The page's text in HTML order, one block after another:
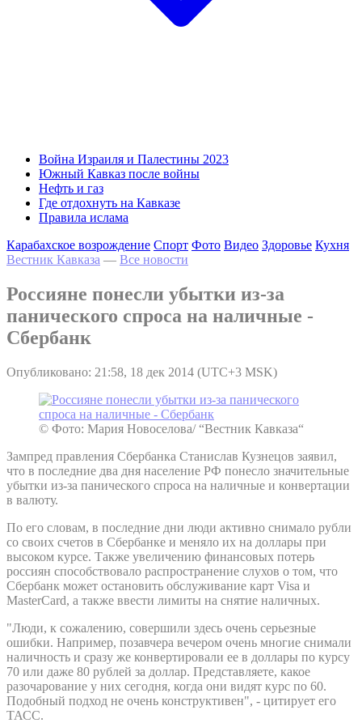
Война Израиля и Палестины 2023
Южный Кавказ после войны
Нефть и газ
Где отдохнуть на Кавказе
Правила ислама
Карабахское возрождение Спорт Фото Видео Здоровье Кухня
Вестник Кавказа — Все новости
Россияне понесли убытки из-за
панического спроса на наличные -
Сбербанк
Опубликовано: 21:58, 18 дек 2014 (UTC+3 MSK)
© Фото: Мария Новоселова/ “Вестник Кавказа“
Зампред правления Сбербанка Станислав Кузнецов заявил,
что в последние два дня население РФ понесло значительные
убытки из-за панического спроса на наличные и конвертации
в валюту.
По его словам, в последние дни люди активно снимало рубли
со своих счетов в Сбербанке и меняло их на доллары при
высоком курсе. Также увеличению финансовых потерь
россиян способствовало распространение слухов о том, что
Сбербанк может остановить обслуживание карт Visa и
MasterCard, а также ввести лимиты на снятие наличных.
"Люди, к сожалению, совершили здесь очень серьезные
ошибки. Например, позавчера вечером очень многие снимали
наличность и сразу же конвертировали ее в доллары по курсу
70 или даже 80 рублей за доллар. Представляете, какое
разочарование у них сегодня, когда они видят курс по 60.
Подобный подход не очень конструктивен", - цитирует его
ТАСС.